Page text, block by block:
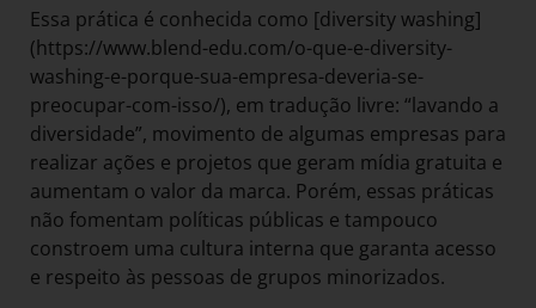
Essa prática é conhecida como [diversity washing]
(https://www.blend-edu.com/o-que-e-diversity-
washing-e-porque-sua-empresa-deveria-se-
preocupar-com-isso/), em tradução livre: “lavando a
diversidade”, movimento de algumas empresas para
realizar ações e projetos que geram mídia gratuita e
aumentam o valor da marca. Porém, essas práticas
não fomentam políticas públicas e tampouco
constroem uma cultura interna que garanta acesso
e respeito às pessoas de grupos minorizados.